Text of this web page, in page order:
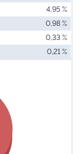
4,95 %
0,98 %
0,33 %
0,21 %